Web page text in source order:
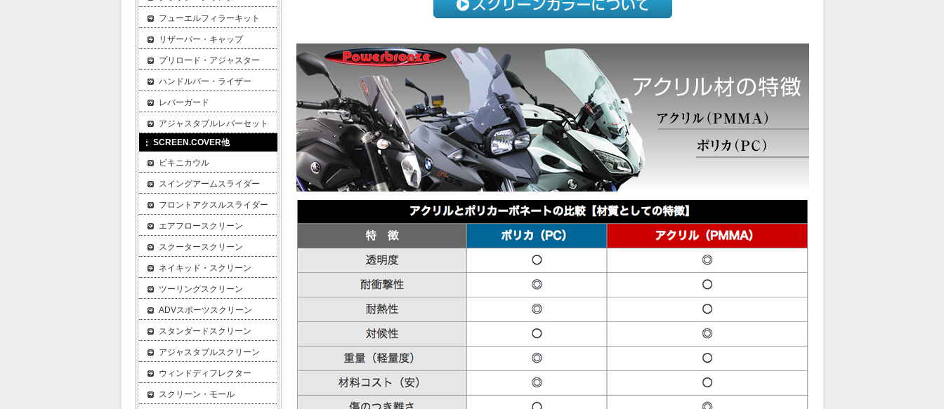
フューエルフィラーキット
リザーバー・キャップ
プリロード・アジャスター
ハンドルバー・ライザー
レバーガード
アジャスタブルレバーセット
SCREEN.COVER他
ビキニカウル
スイングアームスライダー
フロントアクスルスライダー
エアフロースクリーン
スクータースクリーン
ネイキッド・スクリーン
ツーリングスクリーン
ADVスポーツスクリーン
スタンダードスクリーン
アジャスタブルスクリーン
ウィンドディフレクター
スクリーン・モール